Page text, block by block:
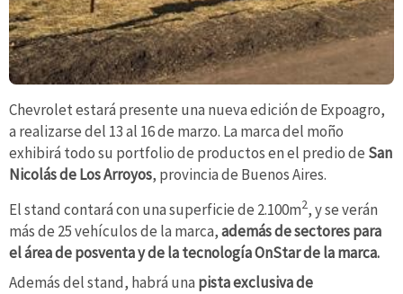
Chevrolet estará presente una nueva edición de Expoagro,
a realizarse del 13 al 16 de marzo. La marca del moño
exhibirá todo su portfolio de productos en el predio de San
Nicolás de Los Arroyos, provincia de Buenos Aires.
El stand contará con una superficie de 2.100m2, y se verán
más de 25 vehículos de la marca,además de sectores para
el área de posventa y de la tecnología OnStar de la marca.
Además del stand, habrá una pista exclusiva de